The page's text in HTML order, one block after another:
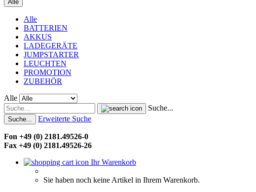
Alle
Alle
BATTERIEN
AKKUS
LADEGERÄTE
JUMPSTARTER
LEUCHTEN
PROMOTION
ZUBEHÖR
Alle
Suche...
Suche... Erweiterte Suche
Fon +49 (0) 2181.49526-0
Fax +49 (0) 2181.49526-26
Ihr Warenkorb
Sie haben noch keine Artikel in Ihrem Warenkorb.